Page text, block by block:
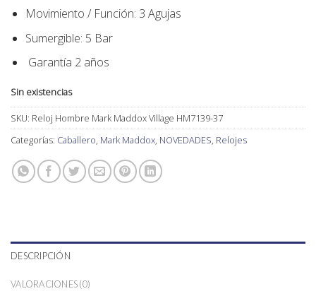
Movimiento / Función: 3 Agujas
Sumergible: 5 Bar
Garantía 2 años
Sin existencias
SKU: Reloj Hombre Mark Maddox Village HM7139-37
Categorías: Caballero, Mark Maddox, NOVEDADES, Relojes
DESCRIPCIÓN
VALORACIONES (0)